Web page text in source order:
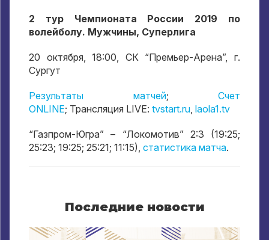
2 тур Чемпионата России 2019 по
волейболу. Мужчины, Суперлига
20 октября, 18:00, СК “Премьер-Арена”, г.
Сургут
Результаты матчей; Счет
ONLINE; Трансляция LIVE: tvstart.ru laola1.tv
“Газпром-Югра” – “Локомотив” 2:3 (19:25;
25:23; 19:25; 25:21; 11:15), статистика матча.
Последние новости